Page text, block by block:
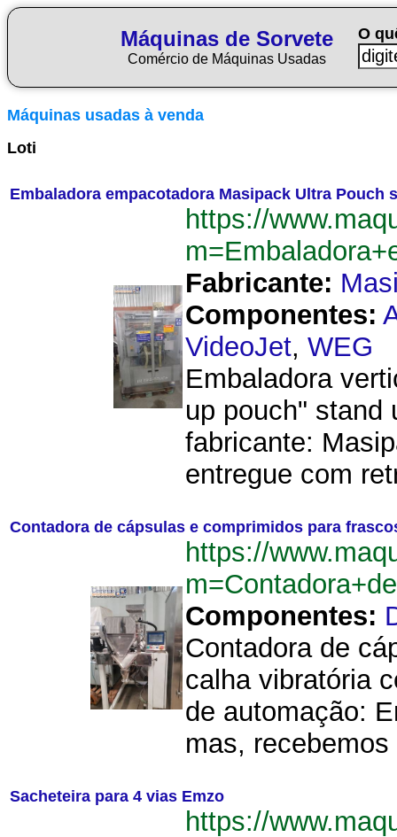
Máquinas de Sorvete
Comércio de Máquinas Usadas
O
Máquinas usadas à venda
Loti
Embaladora empacotadora Masipack Ultra Pouch
https://
Fabricante:
Componentes:
VideoJet, WEG
Embaladora
up pouch" stand
fabricante:
entregue com
Contadora de cápsulas e comprimidos para
https://
Componentes:
Contadora de
calha vibratória
de automação:
mas,
Sacheteira para 4 vias Emzo
https://